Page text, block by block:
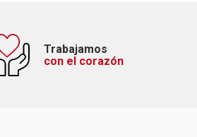
Trabajamos
con el corazón